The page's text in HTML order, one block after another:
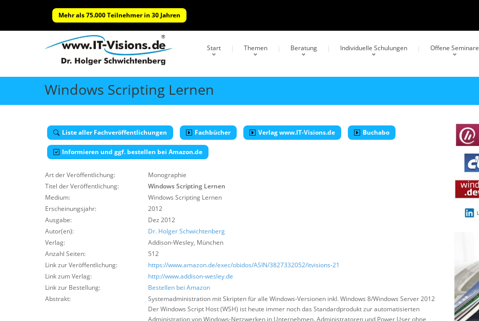
Mehr als 75.000 Teilnehmer in 30 Jahren
Start Themen Beratung Individuelle Schulungen Offene Seminare
Windows Scripting Lernen
Liste aller Fachveröffentlichungen Fachbücher Verlag www.IT-Visions.de Buchabo
Informieren und ggf. bestellen bei Amazon.de
Art der Veröffentlichung:
Monographie
Titel der Veröffentlichung:
Windows Scripting Lernen
Medium:
Windows Scripting Lernen
Erscheinungsjahr:
2012
Ausgabe:
Dez 2012
Autor(en):
Dr. Holger Schwichtenberg
Verlag:
Addison-Wesley, München
Anzahl Seiten:
512
Link zur Veröffentlichung:
https://www.amazon.de/exec/obidos/ASIN/3827332052/itvisions-21
Link zum Verlag:
http://www.addison-wesley.de
Link zur Bestellung:
Bestellen bei Amazon
Abstrakt:
Systemadministration mit Skripten für alle Windows-Versionen inkl. Windows 8/Windows Server 2012
Der Windows Script Host (WSH) ist heute immer noch das Standardprodukt zur automatisierten
Administration von Windows-Netzwerken in Unternehmen. Administratoren und Power User ohne